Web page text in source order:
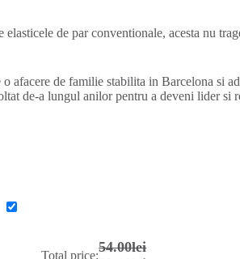
de par conventionale, acesta nu
de familie stabilita in Barcelona si
de-a lungul anilor pentru a deveni lider si
Total price:
54.00lei